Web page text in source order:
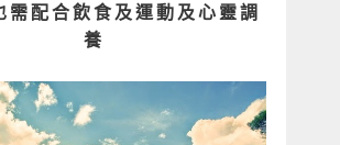
需配合飲食及運動及心靈調
養